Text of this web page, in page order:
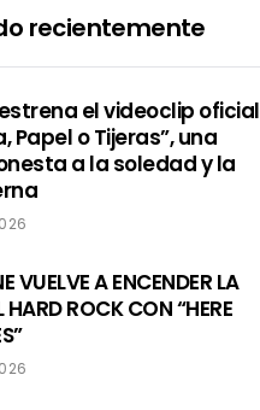
recientemente
el videoclip oficial
Papel o Tijeras”, una
a la soledad y la
VUELVE A ENCENDER LA
HARD ROCK CON “HERE